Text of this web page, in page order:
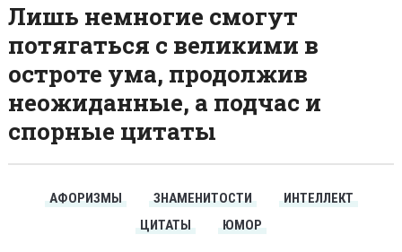
Лишь немногие смогут
потягаться с великими в
остроте ума, продолжив
неожиданные, а подчас и
спорные цитаты
АФОРИЗМЫ ЗНАМЕНИТОСТИ
ИНТЕЛЛЕКТ
ЦИТАТЫ
ЮМОР